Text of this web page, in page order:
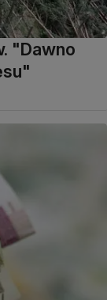
"Dawno